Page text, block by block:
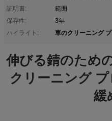
証明書:
範囲
保存性:
3年
ハイライト:
車のクリーニング
伸びる錆のため
クリーニング
緩